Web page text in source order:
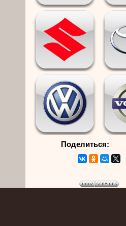
Поделиться: